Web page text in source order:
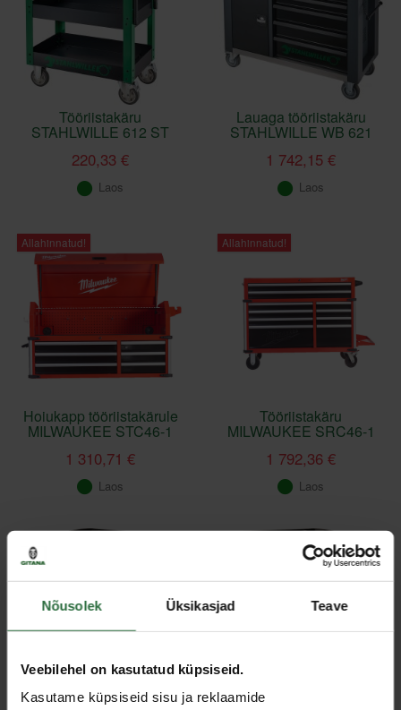
Nõusolek Üksikasjad Teave
Veebilehel on kasutatud küpsiseid.
Kasutame küpsiseid sisu ja reklaamide
Tööriistakäru
STAHLWILLE 612 ST
220,33 €
Laos
Lauaga tööriistakäru
STAHLWILLE WB 621
1 742,15 €
Laos
Allahinnatud!
Hoiukapp tööriistakärule
MILWAUKEE STC46-1
1 310,71 €
Laos
Allahinnatud!
Tööriistakäru
MILWAUKEE SRC46-1
1 792,36 €
Laos